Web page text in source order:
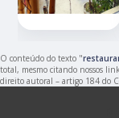
O conteúdo do texto "
total, mesmo citando nossos
direito autoral – artigo 184 do